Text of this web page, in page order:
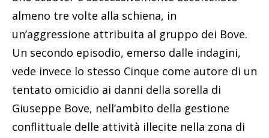
almeno tre volte alla schiena, in
un’aggressione attribuita al gruppo dei Bove.
Un secondo episodio, emerso dalle indagini,
vede invece lo stesso Cinque come autore di un
tentato omicidio ai danni della sorella di
Giuseppe Bove, nell’ambito della gestione
conflittuale delle attività illecite nella zona di